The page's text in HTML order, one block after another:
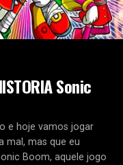
Sonic
e hoje vamos jogar
mal, mas que eu
Boom, aquele jogo